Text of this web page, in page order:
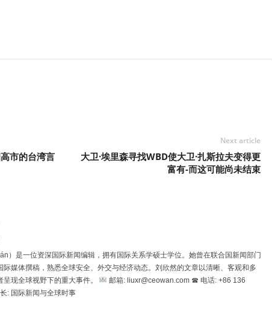
市的台湾言
Next article
大卫·埃里森寻找WBD使大卫·扎斯拉夫变得更
富有-而这可能尚未结束
）是一位资深国际新闻编辑，拥有国际关系学硕士学位。她曾在联合国新闻部门
际媒体撰稿，熟悉全球安全、外交与经济动态。刘欣然的文章以清晰、客观和多
呈现全球视野下的重大事件。
邮箱: liuxr@ceowan.com ☎ 电话: +86 136
: 国际新闻与全球时事